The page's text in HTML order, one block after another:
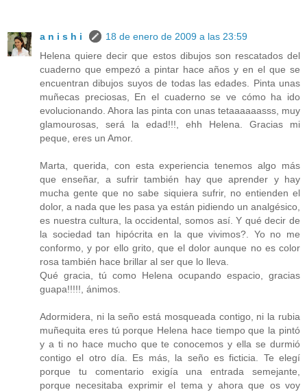
a n i s h i
18 de enero de 2009 a las 23:59
Helena quiere decir que estos dibujos son rescatados del
cuaderno que empezó a pintar hace años y en el que se
encuentran dibujos suyos de todas las edades. Pinta unas
muñecas preciosas, En el cuaderno se ve cómo ha ido
evolucionando. Ahora las pinta con unas tetaaaaaasss, muy
glamourosas, será la edad!!!, ehh Helena. Gracias mi
peque, eres un Amor.
Marta, querida, con esta experiencia tenemos algo más
que enseñar, a sufrir también hay que aprender y hay
mucha gente que no sabe siquiera sufrir, no entienden el
dolor, a nada que les pasa ya están pidiendo un analgésico,
es nuestra cultura, la occidental, somos así. Y qué decir de
la sociedad tan hipócrita en la que vivimos?. Yo no me
conformo, y por ello grito, que el dolor aunque no es color
rosa también hace brillar al ser que lo lleva.
Qué gracia, tú como Helena ocupando espacio, gracias
guapa!!!!!, ánimos.
Adormidera, ni la seño está mosqueada contigo, ni la rubia
muñequita eres tú porque Helena hace tiempo que la pintó
y a ti no hace mucho que te conocemos y ella se durmió
contigo el otro día. Es más, la seño es ficticia. Te elegí
porque tu comentario exigía una entrada semejante,
porque necesitaba exprimir el tema y ahora que os voy